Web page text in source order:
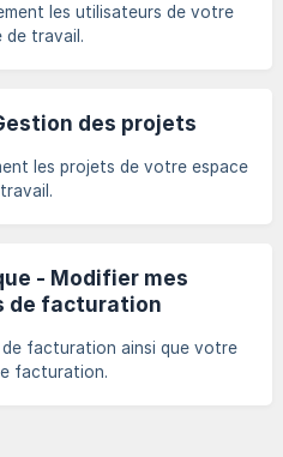
les utilisateurs de votre
de travail.
des projets
les projets de votre espace
- Modifier mes
de facturation
facturation ainsi que votre
facturation.